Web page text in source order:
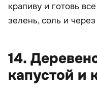
крапиву и готовь
зелень, соль и
14.
капустой и